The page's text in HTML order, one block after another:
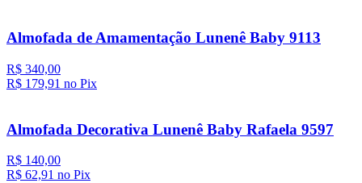
Almofada de Amamentação Lunenê Baby 9113
R$ 340,00
R$ 179,91 no Pix
Almofada Decorativa Lunenê Baby Rafaela 9597
R$ 140,00
R$ 62,91 no Pix